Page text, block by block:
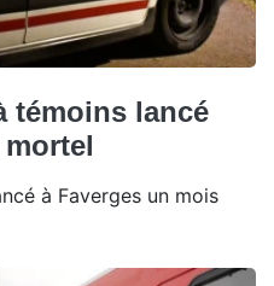
témoins lancé
à Faverges un mois